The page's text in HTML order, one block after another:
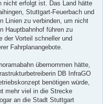
nicht erfolgt ist. Das Land hätte
Stuttgart-Feuerbach und
Linien zu verbinden, um nicht
Hauptbahnhof führen zu
der Vorteil schneller und
Fahrplanangebote.
übernommen hätte,
DB InfraGO
benötigen würde,
mehr viel in die Strecke
an die Stadt Stuttgart